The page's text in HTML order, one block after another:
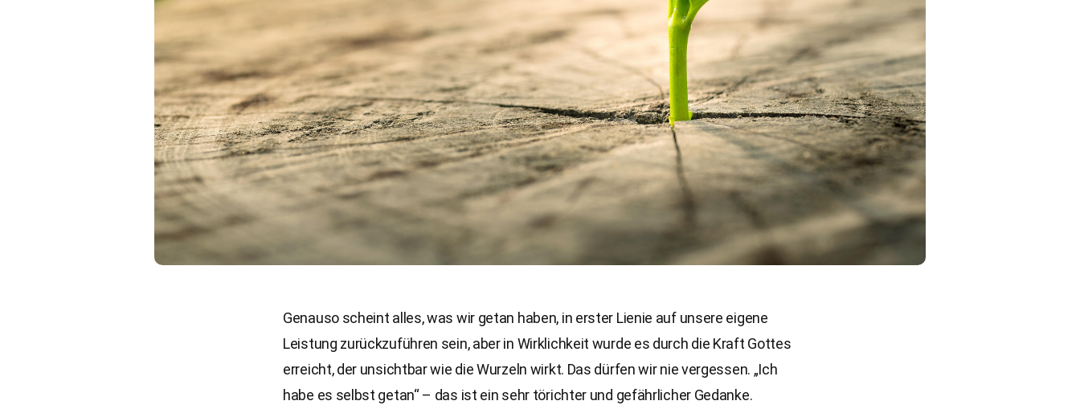
Genauso scheint alles, was wir getan haben, in erster Lienie auf unsere eigene
Leistung zurückzuführen sein, aber in Wirklichkeit wurde es durch die Kraft Gottes
erreicht, der unsichtbar wie die Wurzeln wirkt. Das dürfen wir nie vergessen. „Ich
habe es selbst getan“ – das ist ein sehr törichter und gefährlicher Gedanke.